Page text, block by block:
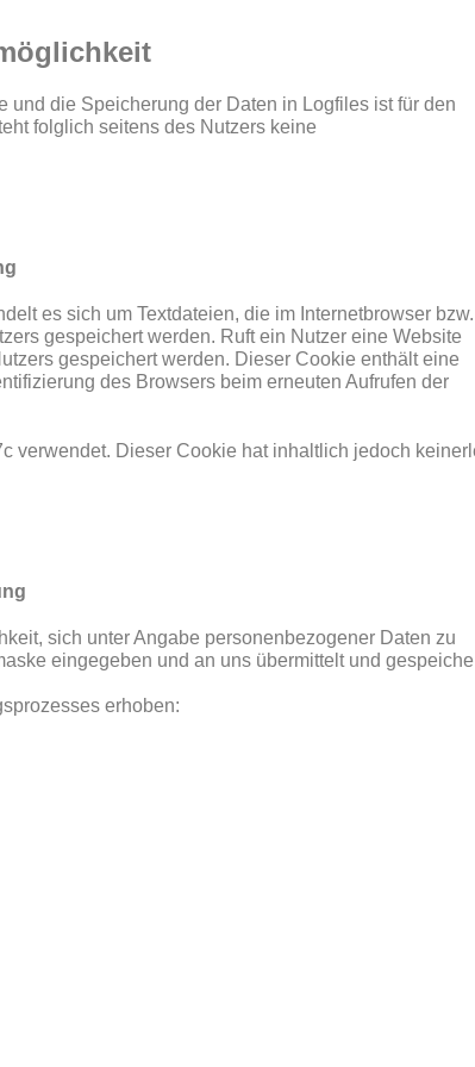
und die Speicherung der Daten in Logfiles ist für den
folglich seitens des Nutzers keine
es sich um Textdateien, die im Internetbrowser bzw.
gespeichert werden. Ruft ein Nutzer eine Website
gespeichert werden. Dieser Cookie enthält eine
des Browsers beim erneuten Aufrufen der
verwendet. Dieser Cookie hat inhaltlich jedoch
sich unter Angabe personenbezogener Daten zu
eingegeben und an uns übermittelt und
erhoben: